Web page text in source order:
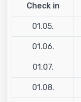
Check in
01.05.
01.06.
01.07.
01.08.